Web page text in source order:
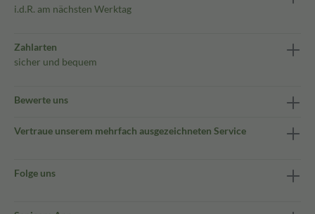
i.d.R. am nächsten Werktag
Zahlarten
sicher und bequem
Bewerte uns
Vertraue unserem mehrfach ausgezeichneten Service
Folge uns